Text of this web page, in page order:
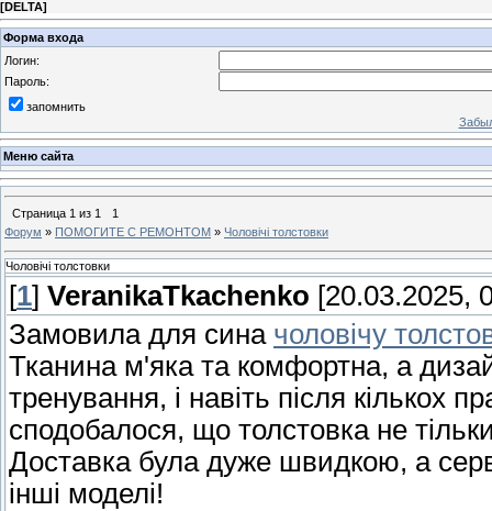
[DELTA]
Форма входа
Логин:
Пароль:
запомнить
Меню сайта
Страница 1 из 1
1
Форум » ПОМОГИТЕ С РЕМОНТОМ » Чоловічі толстовки
Чоловічі толстовки
[1] VeranikaTkachenko [20.03.2025,
Замовила для сина чоловічу
Тканина м'яка та комфортна, а
тренування, і навіть після кількох
сподобалося, що толстовка не
Доставка була дуже швидкою, а
інші моделі!